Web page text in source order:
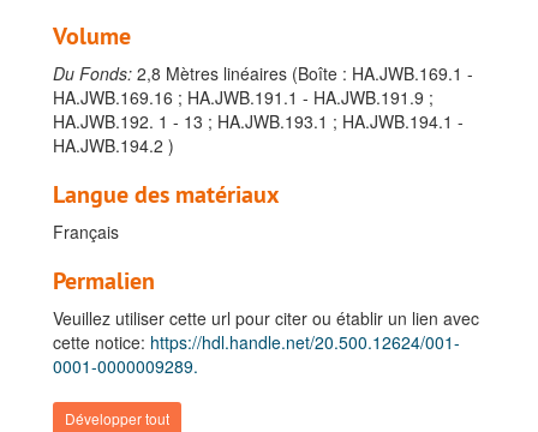
Volume
Du Fonds: 2,8 Mètres linéaires (Boîte : HA.JWB.169.1 -
HA.JWB.169.16 ; HA.JWB.191.1 - HA.JWB.191.9 ;
HA.JWB.192. 1 - 13 ; HA.JWB.193.1 ; HA.JWB.194.1 -
HA.JWB.194.2 )
Langue des matériaux
Français
Permalien
Veuillez utiliser cette url pour citer ou établir un lien avec
cette notice: https://hdl.handle.net/20.500.12624/001-
0001-0000009289.
Développer tout
Fonds Henry de la Lindi, Jean-Baptiste Josué
A. Généralités, 1895-1952
B. Carrière dans l'Armée Belge, 1885-1946